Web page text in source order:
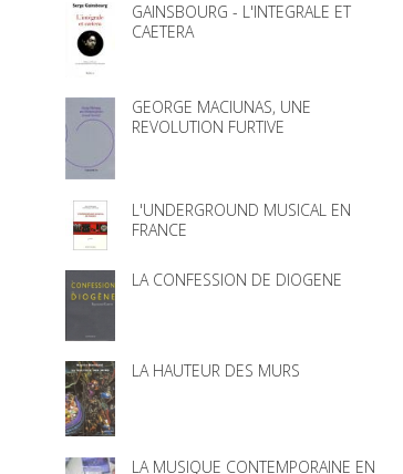
GAINSBOURG - L'INTEGRALE ET
CAETERA
GEORGE MACIUNAS, UNE
REVOLUTION FURTIVE
L'UNDERGROUND MUSICAL EN
FRANCE
LA CONFESSION DE DIOGENE
LA HAUTEUR DES MURS
LA MUSIQUE CONTEMPORAINE EN